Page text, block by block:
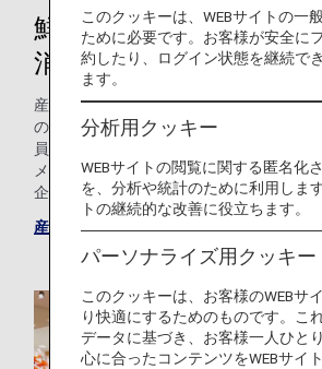
鮮度最重要の最速流通で
消費者をつなぐ
産直空輸は、「農産品の本当の価値を消
の想いを持つ一人のANA社員が、2019年
員提案制度にて提案し、その後2年半に
メンバーと一緒に検討・検証を進め実現
企業です。
産直空輸の詳細はこちら
このクッキーは、WEBサイトの一
ために必要です。お客様が安全に
約したり、ログイン状態を継続で
ます。
分析用クッキー
WEBサイトの閲覧に関する匿名化
を、分析や統計のために利用しま
トの継続的な改善に役立ちます。
パーソナライズ用クッキー
このクッキーは、お客様のWEBサ
り快適にするためのものです。こ
データに基づき、お客様一人ひと
心に合ったコンテンツをWEBサイ